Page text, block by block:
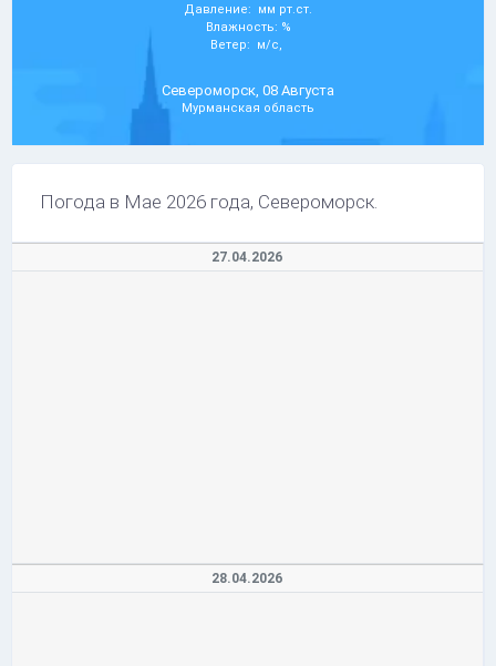
Давление: мм рт.ст.
Влажность: %
Ветер: м/с,
Североморск, 08 Августа
Мурманская область
Погода в Мае 2026 года, Североморск.
27.04.2026
28.04.2026